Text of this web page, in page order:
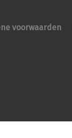
voorwaarden